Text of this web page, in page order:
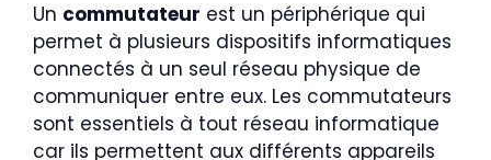
Un commutateur est un périphérique qui
permet à plusieurs dispositifs informatiques
connectés à un seul réseau physique de
communiquer entre eux. Les commutateurs
sont essentiels à tout réseau informatique
car ils permettent aux différents appareils